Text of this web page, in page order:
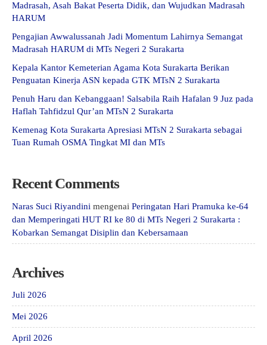
Madrasah, Asah Bakat Peserta Didik, dan Wujudkan Madrasah
HARUM
Pengajian Awwalussanah Jadi Momentum Lahirnya Semangat
Madrasah HARUM di MTs Negeri 2 Surakarta
Kepala Kantor Kemeterian Agama Kota Surakarta Berikan
Penguatan Kinerja ASN kepada GTK MTsN 2 Surakarta
Penuh Haru dan Kebanggaan! Salsabila Raih Hafalan 9 Juz pada
Haflah Tahfidzul Qur’an MTsN 2 Surakarta
Kemenag Kota Surakarta Apresiasi MTsN 2 Surakarta sebagai
Tuan Rumah OSMA Tingkat MI dan MTs
Recent Comments
Naras Suci Riyandini mengenai Peringatan Hari Pramuka ke-64
dan Memperingati HUT RI ke 80 di MTs Negeri 2 Surakarta :
Kobarkan Semangat Disiplin dan Kebersamaan
Archives
Juli 2026
Mei 2026
April 2026